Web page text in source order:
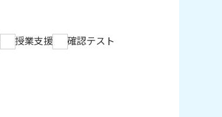
授業支援
確認テスト